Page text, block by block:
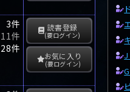
3件
11件
28件
読書登録
(要ログイン)
お気に入り
(要ログイン)